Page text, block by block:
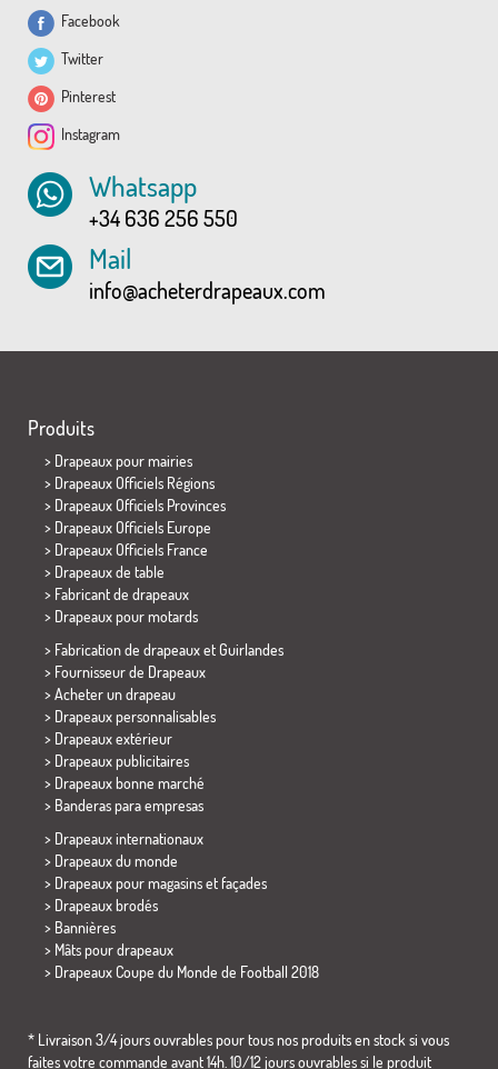
Facebook
Twitter
Pinterest
Instagram
Whatsapp
+34 636 256 550
Mail
info@acheterdrapeaux.com
Produits
> Drapeaux pour mairies
> Drapeaux Officiels Régions
> Drapeaux Officiels Provinces
> Drapeaux Officiels Europe
> Drapeaux Officiels France
> Drapeaux de table
> Fabricant de drapeaux
> Drapeaux pour motards
> Fabrication de drapeaux et Guirlandes
> Fournisseur de Drapeaux
> Acheter un drapeau
> Drapeaux personnalisables
> Drapeaux extérieur
> Drapeaux publicitaires
> Drapeaux bonne marché
> Banderas para empresas
> Drapeaux internationaux
> Drapeaux du monde
> Drapeaux pour magasins et façades
> Drapeaux brodés
> Bannières
> Mâts pour drapeaux
> Drapeaux Coupe du Monde de Football 2018
* Livraison 3/4 jours ouvrables pour tous nos produits en stock si vous
faites votre commande avant 14h. 10/12 jours ouvrables si le produit